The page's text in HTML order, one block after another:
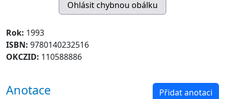
Rok: 1993
ISBN: 9780140232516
OKCZID: 110588886
Anotace Přidat anotaci